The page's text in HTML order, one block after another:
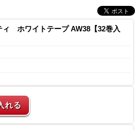
ィ ホワイトテープ AW38【32巻入